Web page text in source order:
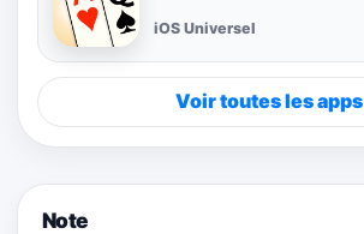
iOS Universel
Voir toutes les apps
Note